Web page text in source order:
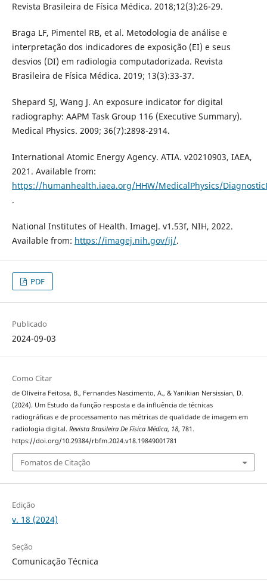
Revista Brasileira de Física Médica. 2018;12(3):26-29.
Braga LF, Pimentel RB, et al. Metodologia de análise e
interpretação dos indicadores de exposição (EI) e seus
desvios (DI) em radiologia computadorizada. Revista
Brasileira de Física Médica. 2019; 13(3):33-37.
Shepard SJ, Wang J. An exposure indicator for digital
radiography: AAPM Task Group 116 (Executive Summary).
Medical Physics. 2009; 36(7):2898-2914.
International Atomic Energy Agency. ATIA. v20210903, IAEA,
2021. Available from:
https://humanhealth.iaea.org/HHW/MedicalPhysics/
.
National Institutes of Health. ImageJ. v1.53f, NIH, 2022.
Available from: https://imagej.nih.gov/ij/.
PDF
Publicado
2024-09-03
Como Citar
de Oliveira Feitosa, B., Fernandes Nascimento, A., & Yanikian Nersissian, D.
(2024). Um Estudo da função resposta e da influência de técnicas
radiográficas e de processamento nas métricas de qualidade de imagem em
radiologia digital. Revista Brasileira De Física Médica, 18, 781.
https://doi.org/10.29384/rbfm.2024.v18.19849001781
Fomatos de Citação
Edição
v. 18 (2024)
Seção
Comunicação Técnica